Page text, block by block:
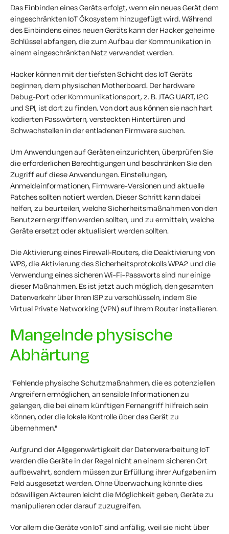
Das Einbinden eines Geräts erfolgt, wenn ein neues Gerät dem
eingeschränkten IoT Ökosystem hinzugefügt wird. Während
des Einbindens eines neuen Geräts kann der Hacker geheime
Schlüssel abfangen, die zum Aufbau der Kommunikation in
einem eingeschränkten Netz verwendet werden.
Hacker können mit der tiefsten Schicht des IoT Geräts
beginnen, dem physischen Motherboard. Der hardware
Debug-Port oder Kommunikationsport, z. B. JTAG UART, I2C
und SPI, ist dort zu finden. Von dort aus können sie nach hart
kodierten Passwörtern, versteckten Hintertüren und
Schwachstellen in der entladenen Firmware suchen.
Um Anwendungen auf Geräten einzurichten, überprüfen Sie
die erforderlichen Berechtigungen und beschränken Sie den
Zugriff auf diese Anwendungen. Einstellungen,
Anmeldeinformationen, Firmware-Versionen und aktuelle
Patches sollten notiert werden. Dieser Schritt kann dabei
helfen, zu beurteilen, welche Sicherheitsmaßnahmen von den
Benutzern ergriffen werden sollten, und zu ermitteln, welche
Geräte ersetzt oder aktualisiert werden sollten.
Die Aktivierung eines Firewall-Routers, die Deaktivierung von
WPS, die Aktivierung des Sicherheitsprotokolls WPA2 und die
Verwendung eines sicheren Wi-Fi-Passworts sind nur einige
dieser Maßnahmen. Es ist jetzt auch möglich, den gesamten
Datenverkehr über Ihren ISP zu verschlüsseln, indem Sie
Virtual Private Networking (VPN) auf Ihrem Router installieren.
Mangelnde physische
Abhärtung
"Fehlende physische Schutzmaßnahmen, die es potenziellen
Angreifern ermöglichen, an sensible Informationen zu
gelangen, die bei einem künftigen Fernangriff hilfreich sein
können, oder die lokale Kontrolle über das Gerät zu
übernehmen."
Aufgrund der Allgegenwärtigkeit der Datenverarbeitung IoT
werden die Geräte in der Regel nicht an einem sicheren Ort
aufbewahrt, sondern müssen zur Erfüllung ihrer Aufgaben im
Feld ausgesetzt werden. Ohne Überwachung könnte dies
böswilligen Akteuren leicht die Möglichkeit geben, Geräte zu
manipulieren oder darauf zuzugreifen.
Vor allem die Geräte von IoT sind anfällig, weil sie nicht über